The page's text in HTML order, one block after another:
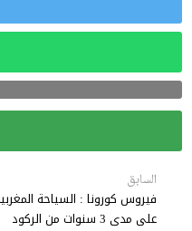
السابق
على مدى 3 سنوات من الركود